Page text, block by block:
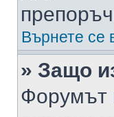
Върнете се
» Защо
Форумът